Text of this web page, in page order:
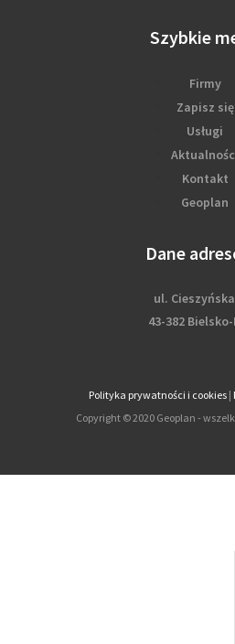
Szybkie
Firmy
Zapisz się
Usługi
Kontakt
Geoplan
Dane
ul.
43-382 Bielsko-
Polityka prywatności i cookies|
Copyright © 2020 Geoplan -